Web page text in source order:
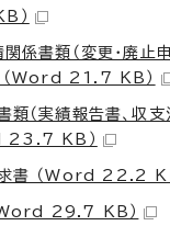
）
係書類（変更・廃止
（Word 21.7 KB）
（実績報告書、収支
23.7 KB）
書 （Word 22.2
Word 29.7 KB）